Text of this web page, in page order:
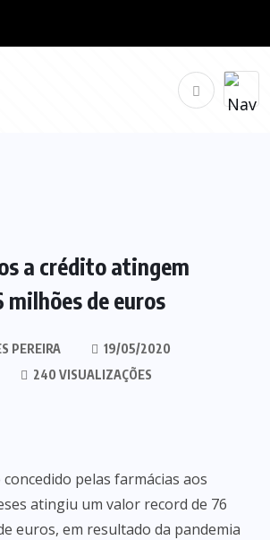
a crédito atingem
milhões de euros
PEREIRA
19/05/2020
240 VISUALIZAÇÕES
pelas farmácias aos
atingiu um valor record de 76
euros, em resultado da pandemia